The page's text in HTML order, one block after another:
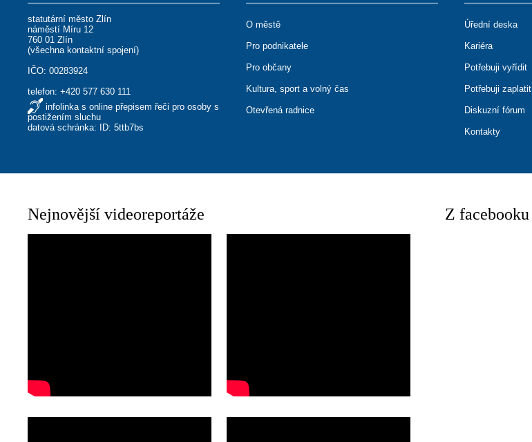
statutární město Zlín
náměstí Míru 12
760 01 Zlín
(všechna kontaktní spojení)
IČO: 00283924
telefon:+420 577 630 111
infolinka s online přepisem řeči pro osoby s
postižením sluchu
datová schránka: ID: 5ttb7bs
O městě
Pro podnikatele
Pro občany
Kultura, sport a volný čas
Otevřená radnice
Úřední deska
Kariéra
Potřebuji vyřídit
Potřebuji zaplatit
Diskuzní fórum
Kontakty
Nejnovější videoreportáže Z facebooku